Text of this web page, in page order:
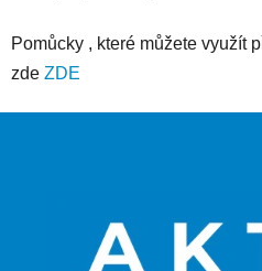
Pomůcky , které můžete využít
zde ZDE